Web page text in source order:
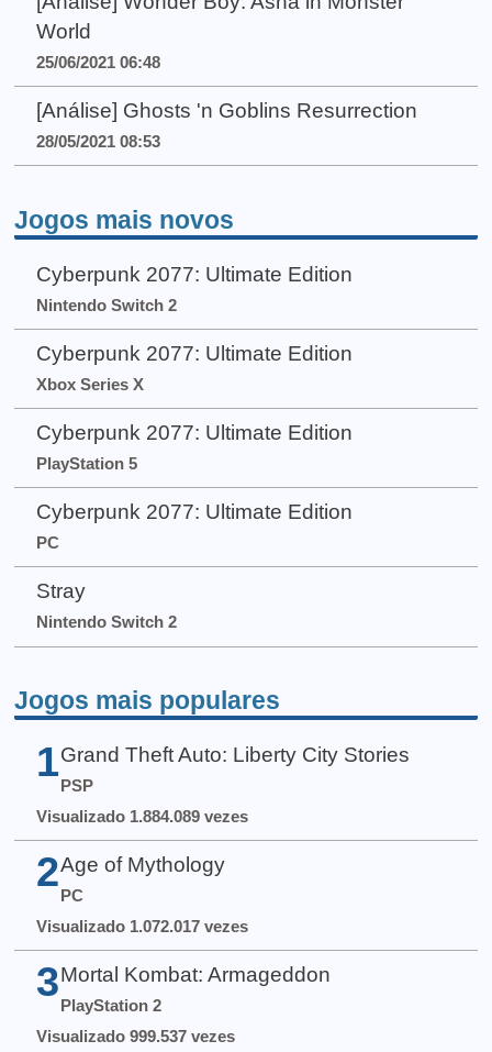
World
25/06/2021 06:48
[Análise] Ghosts 'n Goblins Resurrection
28/05/2021 08:53
Jogos mais novos
Cyberpunk 2077: Ultimate Edition
Nintendo Switch 2
Cyberpunk 2077: Ultimate Edition
Xbox Series X
Cyberpunk 2077: Ultimate Edition
PlayStation 5
Cyberpunk 2077: Ultimate Edition
PC
Stray
Nintendo Switch 2
Jogos mais populares
1 Grand Theft Auto: Liberty City Stories
PSP
Visualizado 1.884.089 vezes
2 Age of Mythology
PC
Visualizado 1.072.017 vezes
3 Mortal Kombat: Armageddon
PlayStation 2
Visualizado 999.537 vezes